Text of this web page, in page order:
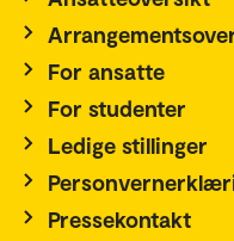
For ansatte
For studenter
Ledige stillinger
Pressekontakt